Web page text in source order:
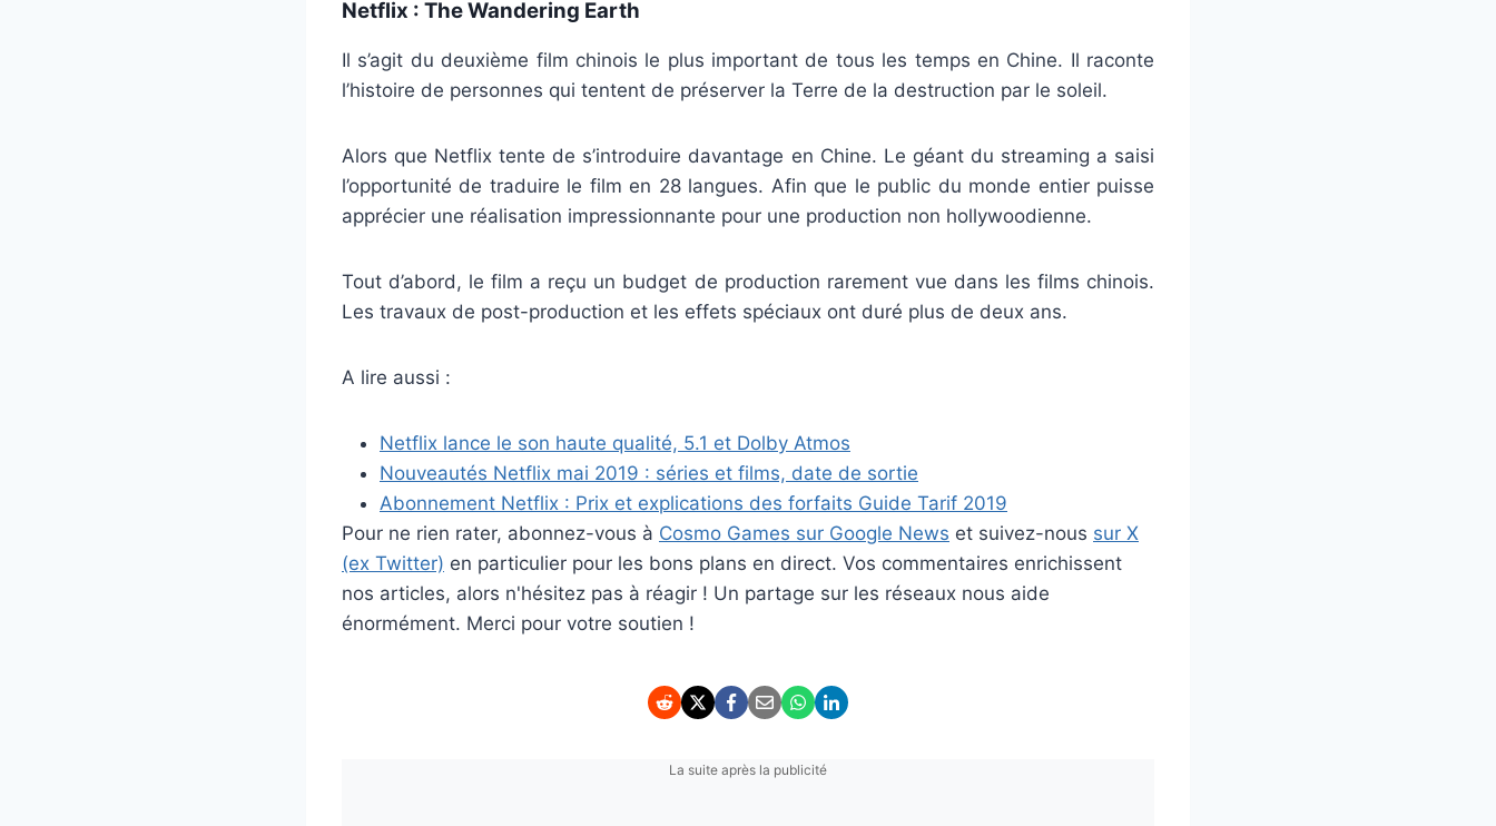
Netflix : The Wandering Earth
Il s’agit du deuxième film chinois le plus important de tous les temps en Chine. Il raconte
l’histoire de personnes qui tentent de préserver la Terre de la destruction par le soleil.
Alors que Netflix tente de s’introduire davantage en Chine. Le géant du streaming a saisi
l’opportunité de traduire le film en 28 langues. Afin que le public du monde entier puisse
apprécier une réalisation impressionnante pour une production non hollywoodienne.
Tout d’abord, le film a reçu un budget de production rarement vue dans les films chinois.
Les travaux de post-production et les effets spéciaux ont duré plus de deux ans.
A lire aussi :
Netflix lance le son haute qualité, 5.1 et Dolby Atmos
Nouveautés Netflix mai 2019 : séries et films, date de sortie
Abonnement Netflix : Prix et explications des forfaits Guide Tarif 2019
Pour ne rien rater, abonnez-vous à Cosmo Games sur Google News et suivez-nous sur X
(ex Twitter) en particulier pour les bons plans en direct. Vos commentaires enrichissent
nos articles, alors n'hésitez pas à réagir ! Un partage sur les réseaux nous aide
énormément. Merci pour votre soutien !
La suite après la publicité